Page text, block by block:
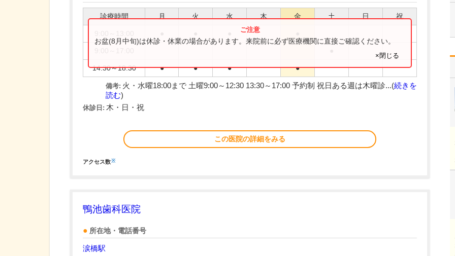
診療時間 月 火 水 木 金 土 日 祝
14:30～18:30 ● ● ● ●
お盆(8月中旬)は休診・休業の場合があります。来院前に必ず医療機関に直接ご確認ください。
×閉じる
備考: 火・水曜18:00まで 土曜9:00～12:30 13:30～17:00 予約制 祝日ある週は木曜診...(続きを
読む)
休診日: 木・日・祝
この医院の詳細をみる
アクセス数※
鴨池歯科医院
所在地・電話番号
涙橋駅